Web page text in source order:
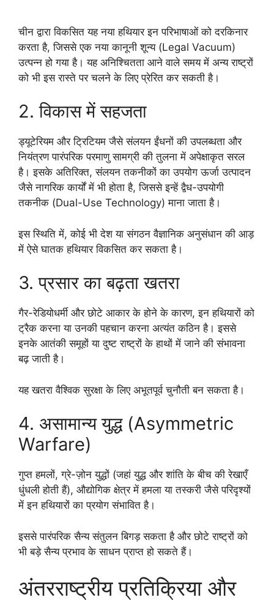
चीन द्वारा विकसित यह नया हथियार इन परिभाषाओं को दरकिनार
करता है, जिससे एक नया कानूनी शून्य (Legal Vacuum)
उत्पन्न हो गया है। यह अनिश्चितता आने वाले समय में अन्य राष्ट्रों
को भी इस रास्ते पर चलने के लिए प्रेरित कर सकती है।
2. विकास में सहजता
ड्यूटेरियम और ट्रिटियम जैसे संलयन ईंधनों की उपलब्धता और
नियंत्रण पारंपरिक परमाणु सामग्री की तुलना में अपेक्षाकृत सरल
है। इसके अतिरिक्त, संलयन तकनीकों का उपयोग ऊर्जा उत्पादन
जैसे नागरिक कार्यों में भी होता है, जिससे इन्हें द्वैध-उपयोगी
तकनीक (Dual-Use Technology) माना जाता है।
इस स्थिति में, कोई भी देश या संगठन वैज्ञानिक अनुसंधान की आड़
में ऐसे घातक हथियार विकसित कर सकता है।
3. प्रसार का बढ़ता खतरा
गैर-रेडियोधर्मी और छोटे आकार के होने के कारण, इन हथियारों को
ट्रैक करना या उनकी पहचान करना अत्यंत कठिन है। इससे
इनके आतंकी समूहों या दुष्ट राष्ट्रों के हाथों में जाने की संभावना
बढ़ जाती है।
यह खतरा वैश्विक सुरक्षा के लिए अभूतपूर्व चुनौती बन सकता है।
4. असामान्य युद्ध (Asymmetric
Warfare)
गुप्त हमलों, ग्रे-ज़ोन युद्धों (जहां युद्ध और शांति के बीच की रेखाएँ
धुंधली होती हैं), औद्योगिक क्षेत्र में हमला या तस्करी जैसे परिदृश्यों
में इन हथियारों का प्रयोग संभावित है।
इससे पारंपरिक सैन्य संतुलन बिगड़ सकता है और छोटे राष्ट्रों को
भी बड़े सैन्य प्रभाव के साधन प्राप्त हो सकते हैं।
अंतरराष्ट्रीय प्रतिक्रिया और